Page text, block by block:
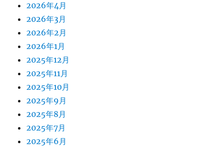
2026年4月
2026年3月
2026年2月
2026年1月
2025年12月
2025年11月
2025年10月
2025年9月
2025年8月
2025年7月
2025年6月